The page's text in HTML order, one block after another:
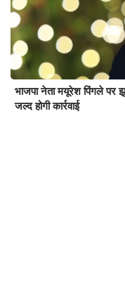
भाजपा नेता मयूरेश पिंगले पर
जल्द होगी कार्रवाई